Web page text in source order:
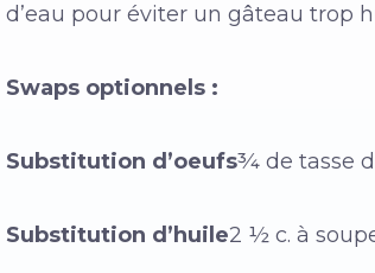
d’eau pour éviter un gâteau trop
Swaps optionnels :
Substitution d’oeufs¾ de tasse
Substitution d’huile2 ½ c. à